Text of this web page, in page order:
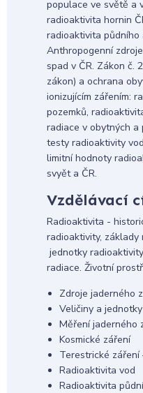
populace ve světě a
radioaktivita hornin
radioaktivita půdního
Anthropogenní
spad v ČR. Zákon č.
zákon) a ochrana
ionizujícím zářením:
pozemků,
radiace v obytných a
testy radioaktivity
limitní hodnoty
svyět a ČR.
Vzdělávací
Radioaktivita -
radioaktivity, základy
jednotky
radiace. Životní
Zdroje jaderného
Veličiny a
Měření jaderného
Kosmické záření
Terestrické záření
Radioaktivita vod
Radioaktivita